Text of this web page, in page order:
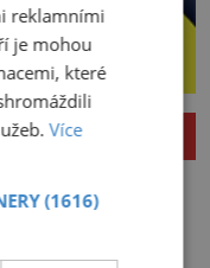
se na lůžku a
reklamními
je mohou
které
Více
(1616)